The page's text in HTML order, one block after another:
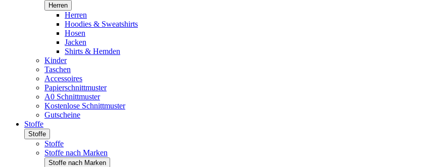
Herren
Herren
Hoodies & Sweatshirts
Hosen
Jacken
Shirts & Hemden
Kinder
Taschen
Accessoires
Papierschnittmuster
A0 Schnittmuster
Kostenlose Schnittmuster
Gutscheine
Stoffe
Stoffe
Stoffe
Stoffe nach Marken
Stoffe nach Marken